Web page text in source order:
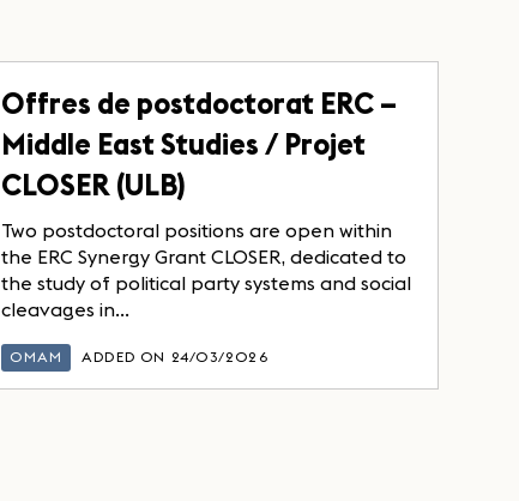
Offres de postdoctorat ERC –
Middle East Studies / Projet
CLOSER (ULB)
Two postdoctoral positions are open within
the ERC Synergy Grant CLOSER, dedicated to
the study of political party systems and social
cleavages in...
OMAM ADDED ON 24/03/2026